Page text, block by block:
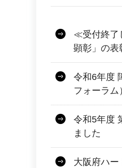
≪受付終了
顕彰」の表
令和6年度
フォーラム
令和5年度
ました
大阪府ハー